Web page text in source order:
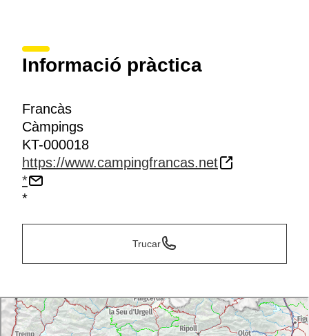
Informació pràctica
Francàs
Càmpings
KT-000018
https://www.campingfrancas.net
*
*
Trucar